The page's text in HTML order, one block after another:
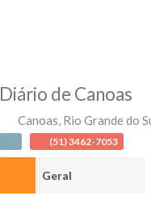
Diário de Canoas
Canoas, Rio Grande do
(51) 3462-7053
Geral